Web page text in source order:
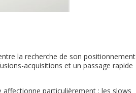
la recherche de son positionnement
acquisitions et un passage rapide
affectionne particulièrement : les slows